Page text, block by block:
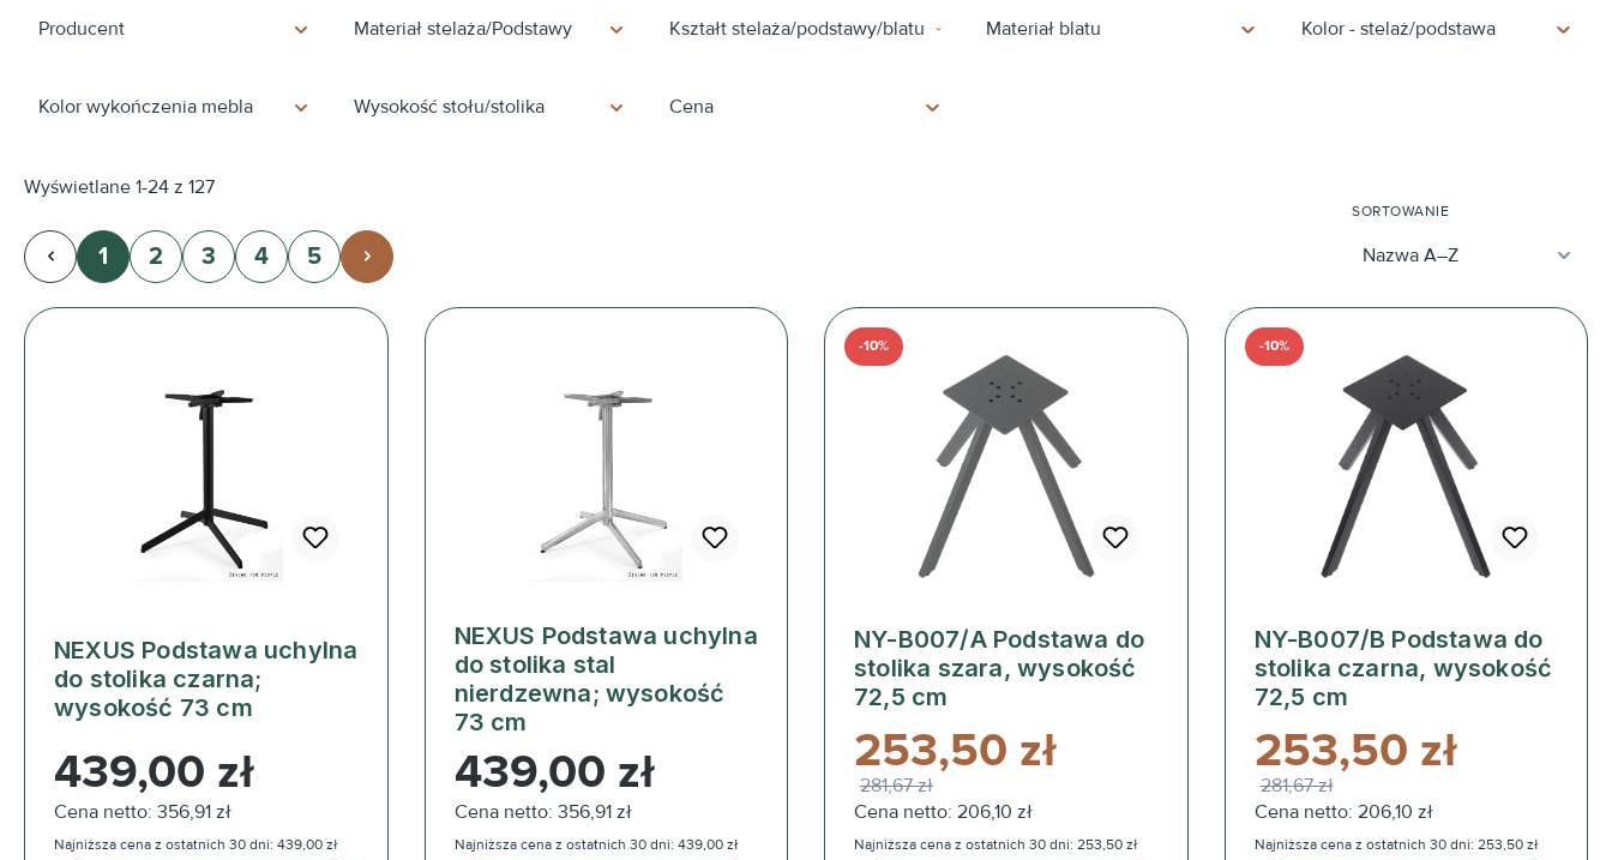
Producent Materiał stelaża/Podstawy Kształt stelaża/podstawy/blatu Materiał blatu Kolor - stelaż/podstawa
Kolor wykończenia mebla Wysokość stołu/stolika Cena
Wyświetlane 1-24 z 127
Strona
1 Strona
2 Strona
3 Strona
4 Strona
5
SORTOWANIE
NEXUS Podstawa uchylna
do stolika czarna;
wysokość 73 cm
Cena regularna:
439,00 zł
Cena netto: 356,91 zł
Najniższa cena z ostatnich 30 dni: 439,00 zł
NEXUS Podstawa uchylna
do stolika stal
nierdzewna; wysokość
73 cm
Cena regularna:
439,00 zł
Cena netto: 356,91 zł
Najniższa cena z ostatnich 30 dni: 439,00 zł
NY-B007/A Podstawa do
stolika szara, wysokość
72,5 cm
-10%
253,50 zł
281,67 zł
Cena netto: 206,10 zł
Najniższa cena z ostatnich 30 dni: 253,50 zł
NY-B007/B Podstawa do
stolika czarna, wysokość
72,5 cm
-10%
253,50 zł
281,67 zł
Cena netto: 206,10 zł
Najniższa cena z ostatnich 30 dni: 253,50 zł